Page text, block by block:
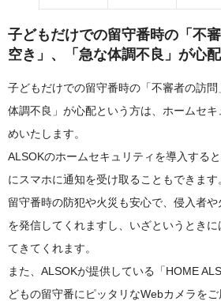
子どもだけでの留守番時の「不
空き」、「急な体調不良」が心
子どもだけでの留守番時の「不審者の訪
体調不良」が心配という方は、ホームセ
めいたします。
ALSOKのホームセキュリティを導入する
にスマホに通知を受け取ることもできま
留守番時の防犯や火災も安心で、侵入者
を発信してくれますし、いざというとき
てきてくれます。
また、ALSOKが提供している「HOME
どもの留守番にピッタリなWebカメラを